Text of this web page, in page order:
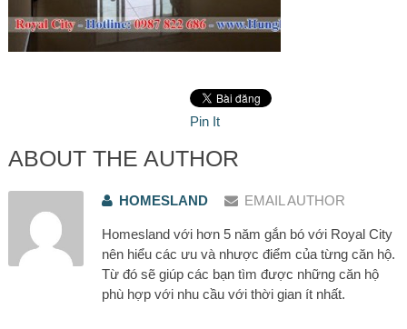
Pin It
ABOUT THE AUTHOR
HOMESLAND EMAIL AUTHOR
Homesland với hơn 5 năm gắn bó với Royal City
nên hiểu các ưu và nhược điểm của từng căn hộ.
Từ đó sẽ giúp các bạn tìm được những căn hộ
phù hợp với nhu cầu với thời gian ít nhất.